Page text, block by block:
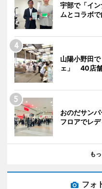
宇部で「イ
ムとコラボ
山陽小野田
ェ」 40店舗
おのだサン
フロアでレ
も
フォ